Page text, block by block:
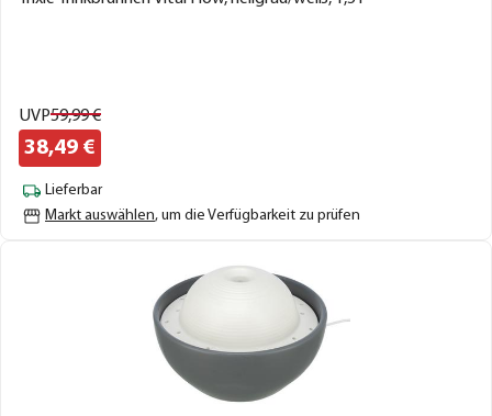
UVP59,99€
38,49 €
Lieferbar
Markt auswählen, um die Verfügbarkeit zu prüfen